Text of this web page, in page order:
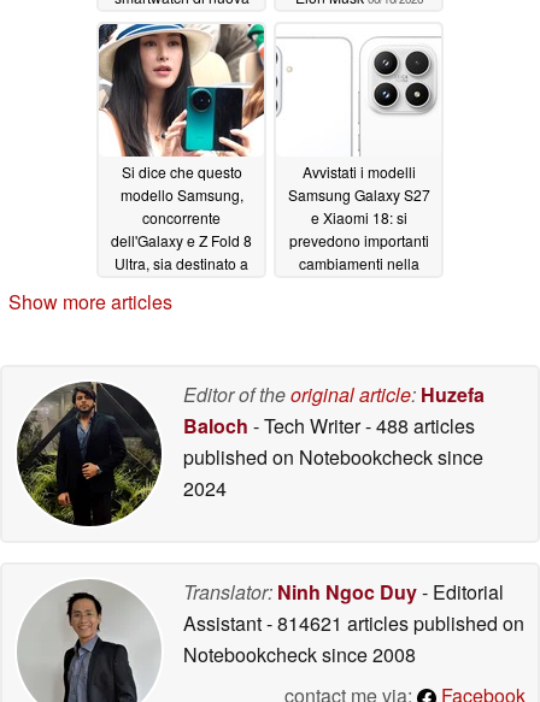
generazione di
Samsung06/16/2026
Si dice che questo
modello Samsung,
concorrente
dell'Galaxy e Z Fold 8
Ultra, sia destinato a
sostituto del PC
Avvistati i modelli
Samsung Galaxy S27
e Xiaomi 18: si
prevedono importanti
cambiamenti nella
Show more articles
Editor of theoriginal article: Huzefa
Baloch - Tech Writer- 488 articles
published on Notebookchecksince
2024
Translator: Ninh Ngoc Duy- Editorial
Assistant- 814621 articles published on
Notebookchecksince 2008
contact me via:
Facebook